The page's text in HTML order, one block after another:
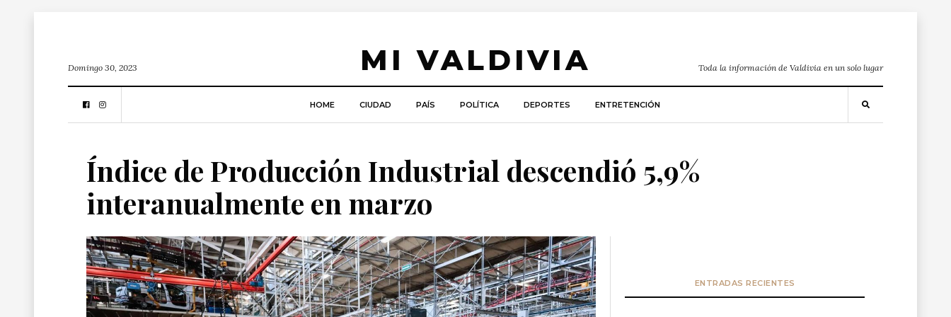
MI VALDIVIA
Domingo 30, 2023 Toda la información de Valdivia en un solo lugar
HOME CIUDAD PAÍS POLÍTICA DEPORTES ENTRETENCIÓN
Índice de Producción Industrial descendió 5,9%
interanualmente en marzo
ENTRADAS RECIENTES